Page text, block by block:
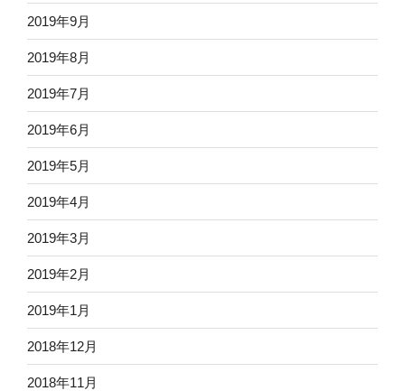
2019年9月
2019年8月
2019年7月
2019年6月
2019年5月
2019年4月
2019年3月
2019年2月
2019年1月
2018年12月
2018年11月